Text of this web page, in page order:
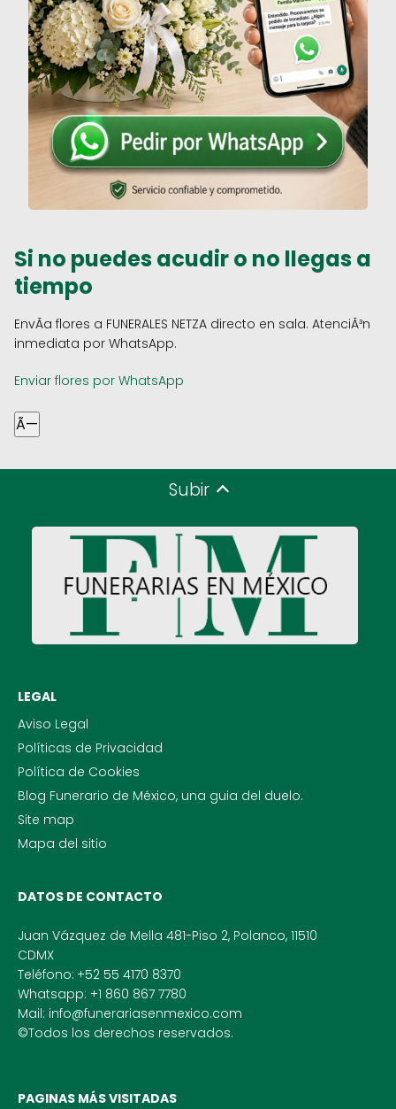
Si no puedes acudir o no llegas a
tiempo
EnvÃ­a flores a FUNERALES NETZA directo en sala. AtenciÃ³n
inmediata por WhatsApp.
Enviar flores por WhatsApp
Ã—
Subir
LEGAL
Aviso Legal
Políticas de Privacidad
Política de Cookies
Blog Funerario de México, una guia del duelo.
Site map
Mapa del sitio
DATOS DE CONTACTO
Juan Vázquez de Mella 481-Piso 2, Polanco, 11510
CDMX
Teléfono: +52 55 4170 8370
Whatsapp: +1 860 867 7780
Mail: info@funerariasenmexico.com
©Todos los derechos reservados.
PAGINAS MÁS VISITADAS